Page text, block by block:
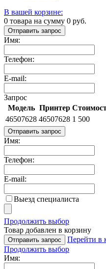
В вашей корзине:
0 товара на сумму 0 руб.
Отправить запрос
Имя:
Телефон:
E-mail:
Запрос
Модель Принтер
46507628 46507628 1 500
Отправить запрос
Имя:
Телефон:
E-mail:
Выезд специалиста
Продолжить выбор
Товар добавлен в корзину
Отправить запрос
Перейти в
Продолжить выбор
Имя: